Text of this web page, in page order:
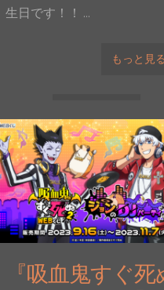
生日です！！ …
もっと見る
『吸血鬼すぐ死